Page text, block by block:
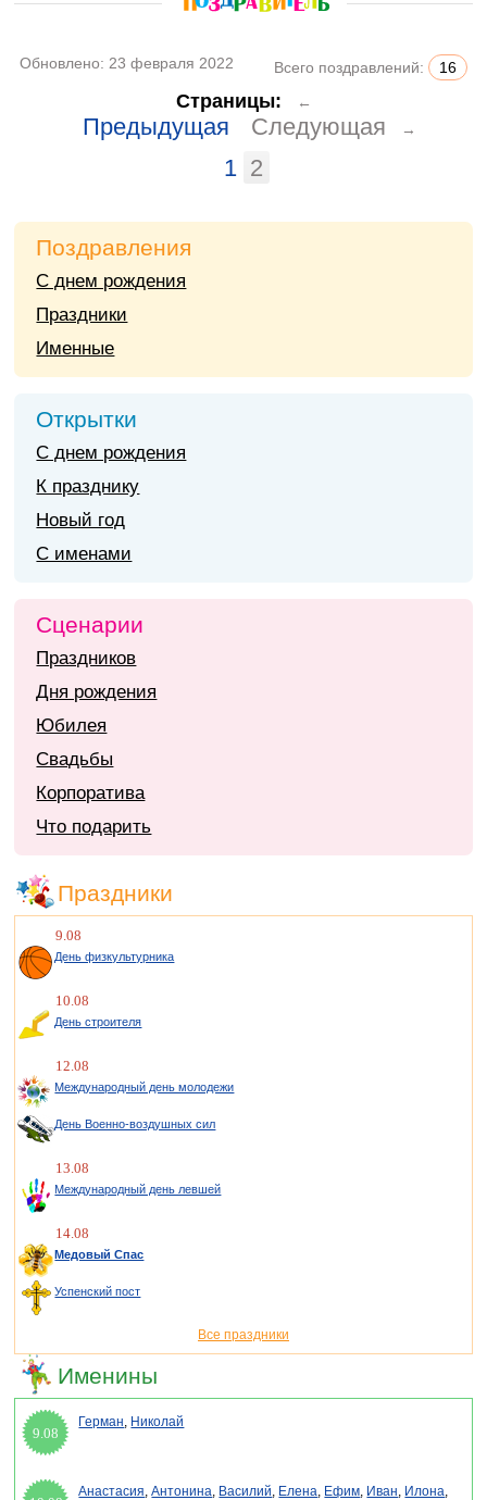
Обновлено: 23 февраля 2022 Всего поздравлений: 16
Страницы: ←
Предыдущая Следующая →
1 2
Поздравления
С днем рождения
Праздники
Именные
Открытки
С днем рождения
К празднику
Новый год
С именами
Сценарии
Праздников
Дня рождения
Юбилея
Свадьбы
Корпоратива
Что подарить
Праздники
9.08
День физкультурника
10.08
День строителя
12.08
Международный день молодежи
День Военно-воздушных сил
13.08
Международный день левшей
14.08
Медовый Спас
Успенский пост
Все праздники
Именины
9.08
Герман, Николай
Анастасия,Антонина, Василий, Елена, Ефим, Иван, Илона,